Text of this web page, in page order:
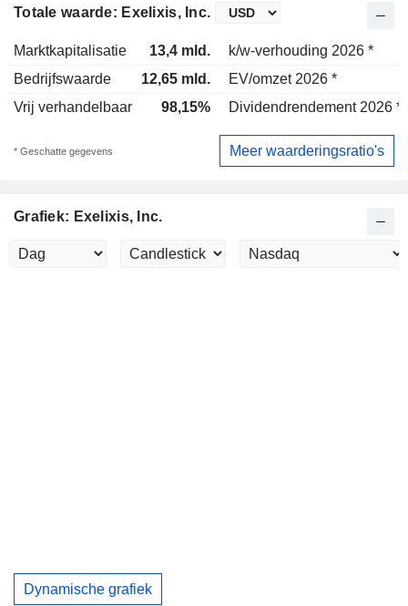
Totale waarde: Exelixis, Inc.
Marktkapitalisatie 13,4 mld.
k/w-verhouding 2026 *
Bedrijfswaarde
12,65 mld.
EV/omzet 2026 *
Vrij verhandelbaar
98,15% Dividendrendement 2026 *
* Geschatte gegevens Meer waarderingsratio's
Grafiek: Exelixis, Inc.
Dynamische grafiek